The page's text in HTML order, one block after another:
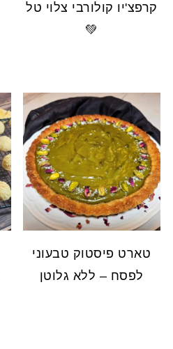
קרפצ'יו קולורבי צלוי טל
💚
טארט פיסטוק טבעוני
לפסח – ללא גלוטן